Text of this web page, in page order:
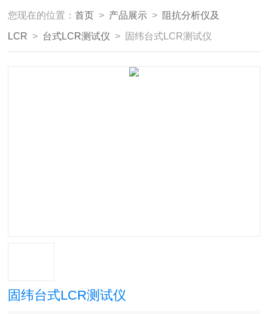
您现在的位置：首页 > 产品展示 > 阻抗分析仪及
LCR > 台式LCR测试仪 > 固纬台式LCR测试仪
固纬台式LCR测试仪